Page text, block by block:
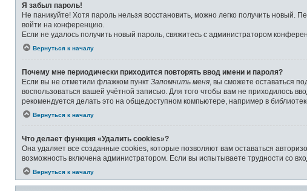
Я забыл пароль!
Не паникуйте! Хотя пароль нельзя восстановить, можно легко получить новый.
войти на конференцию.
Если не удалось получить новый пароль, свяжитесь с администратором
Вернуться к началу
Почему мне периодически приходится повторять ввод имени и пароля?
Если вы не отметили флажком пункт Запомнить меня , вы сможете оставаться
воспользоваться вашей учётной записью. Для того чтобы вам не приходилось
рекомендуется делать это на общедоступном компьютере, например в
Вернуться к началу
Что делает функция «Удалить cookies»?
Она удаляет все созданные cookies, которые позволяют вам оставаться
возможность включена администратором. Если вы испытываете трудности со
Вернуться к началу